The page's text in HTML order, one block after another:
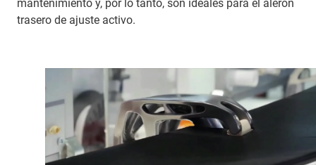
mantenimiento y, por lo tanto, son ideales para el alerón
trasero de ajuste activo.